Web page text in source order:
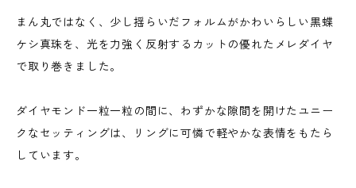
まん丸ではなく、少し揺らいだフォルムがかわいらしい黒蝶
ケシ真珠を、光を力強く反射するカットの優れたメレダイヤ
で取り巻きました。
ダイヤモンド一粒一粒の間に、わずかな隙間を開けたユニー
クなセッティングは、リングに可憐で軽やかな表情をもたら
しています。